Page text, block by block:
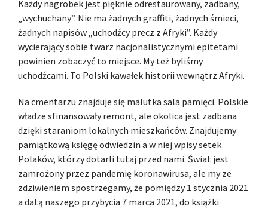
Każdy nagrobek jest pięknie odrestaurowany, zadbany,
„wychuchany”. Nie ma żadnych graffiti, żadnych śmieci,
żadnych napisów „uchodźcy precz z Afryki”. Każdy
wycierający sobie twarz nacjonalistycznymi epitetami
powinien zobaczyć to miejsce. My też byliśmy
uchodźcami. To Polski kawałek historii wewnątrz Afryki.
Na cmentarzu znajduje się malutka sala pamięci. Polskie
władze sfinansowały remont, ale okolica jest zadbana
dzięki staraniom lokalnych mieszkańców. Znajdujemy
pamiątkową księgę odwiedzin a w niej wpisy setek
Polaków, którzy dotarli tutaj przed nami. Świat jest
zamrożony przez pandemię koronawirusa, ale my ze
zdziwieniem spostrzegamy, że pomiędzy 1 stycznia 2021
a datą naszego przybycia 7 marca 2021, do książki